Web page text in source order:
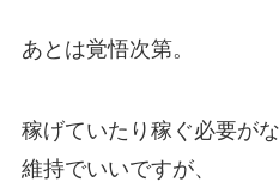
あとは覚悟次第。
稼げていたり稼ぐ必要が
維持でいいですが、